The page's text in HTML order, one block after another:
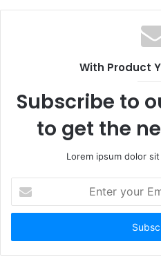
With Product
Subscribe to
to get the
Lorem ipsum dolor
your
Email